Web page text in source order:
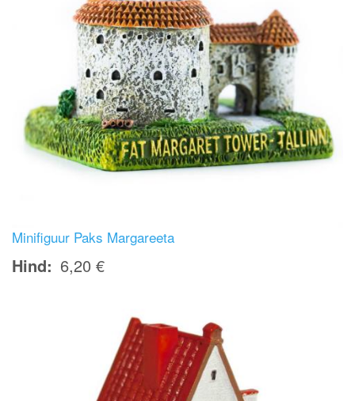
Minifiguur Paks Margareeta
Hind 6,20 €